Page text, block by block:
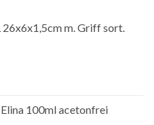
26x6x1,5cm m. Griff sort.
100ml acetonfrei